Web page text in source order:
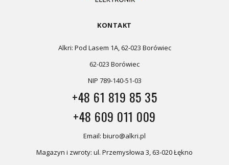
KONTAKT
Alkri: Pod Lasem 1A, 62-023 Borówiec
62-023 Borówiec
NIP 789-140-51-03
+48 61 819 85 35
+48 609 011 009
Email: biuro@alkri.pl
Magazyn i zwroty: ul. Przemysłowa 3, 63-020 Łękno